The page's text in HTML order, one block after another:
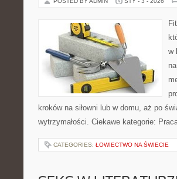
w
kroków na siłowni lub w domu, aż po
wytrzymałości. Ciekawe kategorie:
CATEGORIES: ŁOWIECTWO NA ŚWIECIE